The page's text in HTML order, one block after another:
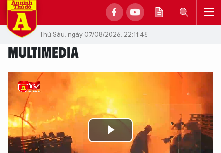
Thứ Sáu, ngày 07/08/2026, 22:11:48
MULTIMEDIA
Play